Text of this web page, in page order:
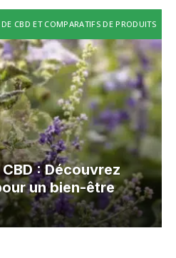
CBD ET COMPARATIFS DE PRODUITS
: Découvrez
un bien-être